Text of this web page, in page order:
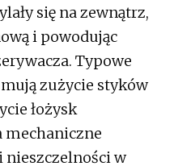
się na zewnątrz,
i powodując
Typowe
zużycie styków
łożysk
mechaniczne
nieszczelności w